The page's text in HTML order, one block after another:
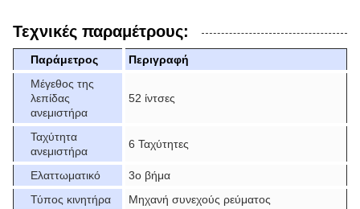
Τεχνικές παραμέτρους:
Παράμετρος
Περιγραφή
Μέγεθος της
λεπίδας
ανεμιστήρα
52 ίντσες
Ταχύτητα
ανεμιστήρα
6 Ταχύτητες
Ελαττωματικό
3ο βήμα
Τύπος κινητήρα
Μηχανή συνεχούς ρεύματος